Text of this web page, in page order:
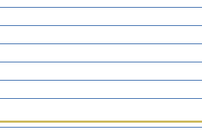
/Service BW /Stichwortverzeichnis